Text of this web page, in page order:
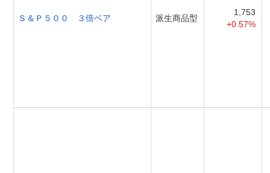
Ｓ＆Ｐ５００ ３倍ベア 派生商品型
1,753
+0.57%